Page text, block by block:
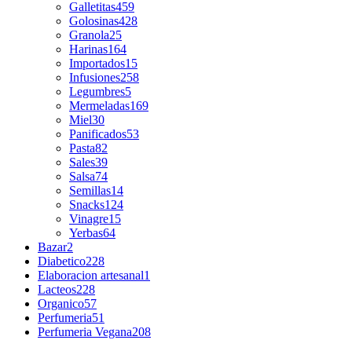
Galletitas459
Golosinas428
Granola25
Harinas164
Importados15
Infusiones258
Legumbres5
Mermeladas169
Miel30
Panificados53
Pasta82
Sales39
Salsa74
Semillas14
Snacks124
Vinagre15
Yerbas64
Bazar2
Diabetico228
Elaboracion artesanal1
Lacteos228
Organico57
Perfumeria51
Perfumeria Vegana208